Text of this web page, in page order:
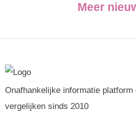
Meer
Onafhankelijke informatie platform
vergelijken sinds 2010